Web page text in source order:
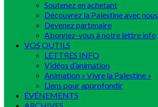
Soutenez en achetant
Découvrez la Palestine avec nous
Devenez partenaire
Abonnez-vous à notre lettre info
VOS OUTILS
LETTRES INFO
Vidéos d’animation
Animation « Vivre la Palestine »
Liens pour approfondir
ÉVÉNEMENTS